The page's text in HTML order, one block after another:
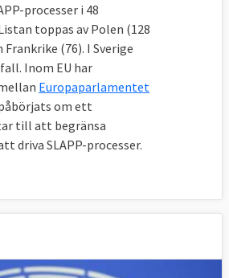
processer i 48
toppas av Polen (128
(76). I Sverige
Inom EU har
Europaparlamentet
om ett
till att begränsa
driva SLAPP-processer.